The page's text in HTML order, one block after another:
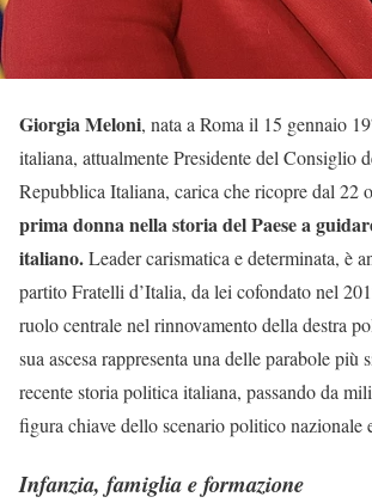
Giorgia Meloni, nata a Roma il 15 gennaio
italiana, attualmente Presidente del Consiglio
Repubblica Italiana, carica che ricopre dal 22
prima donna nella storia del Paese a
italiano.Leader carismatica e determinata, è
partito Fratelli d’Italia, da lei cofondato nel
ruolo centrale nel rinnovamento della destra
sua ascesa rappresenta una delle parabole più
recente storia politica italiana, passando da
figura chiave dello scenario politico nazionale
Infanzia, famiglia e formazione